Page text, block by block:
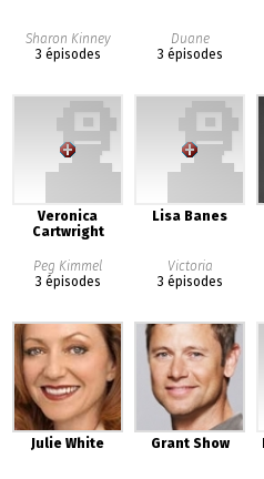
Sharon Kinney
3 épisodes
Duane
3 épisodes
Veronica
Cartwright
Peg Kimmel
3 épisodes
Lisa Banes
Victoria
3 épisodes
Julie White Grant Show